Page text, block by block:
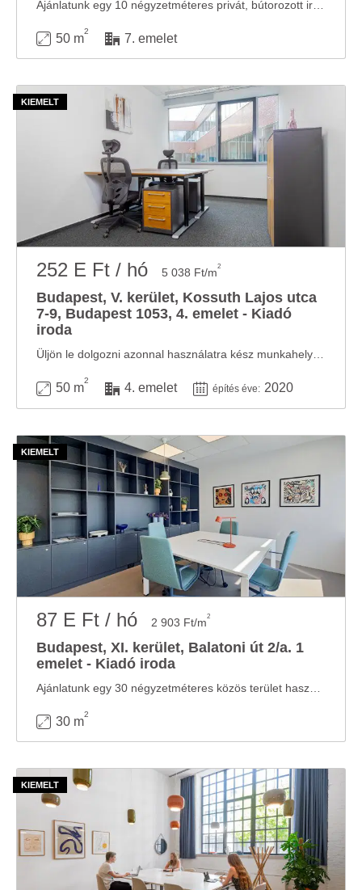
50 m
2
7. emelet
252 E Ft / hó 5 038 Ft/m2
Budapest, V. kerület, Kossuth Lajos utca
7-9, Budapest 1053, 4. emelet - Kiadó
iroda
50 m
2
4. emelet építés éve: 2020
87 E Ft / hó 2 903 Ft/m2
Budapest, XI. kerület, Balatoni út 2/a. 1
emelet - Kiadó iroda
30 m
2